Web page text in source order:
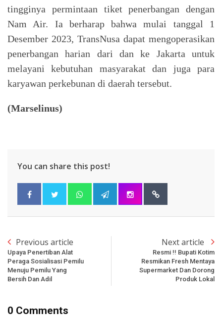
tingginya permintaan tiket penerbangan dengan
Nam Air. Ia berharap bahwa mulai tanggal 1
Desember 2023, TransNusa dapat mengoperasikan
penerbangan harian dari dan ke Jakarta untuk
melayani kebutuhan masyarakat dan juga para
karyawan perkebunan di daerah tersebut.
(Marselinus)
You can share this post!
Previous article
Upaya Penertiban Alat
Peraga Sosialisasi Pemilu
Menuju Pemilu Yang
Bersih Dan Adil
Next article
Resmi !! Bupati Kotim
Resmikan Fresh Mentaya
Supermarket Dan Dorong
Produk Lokal
0 Comments